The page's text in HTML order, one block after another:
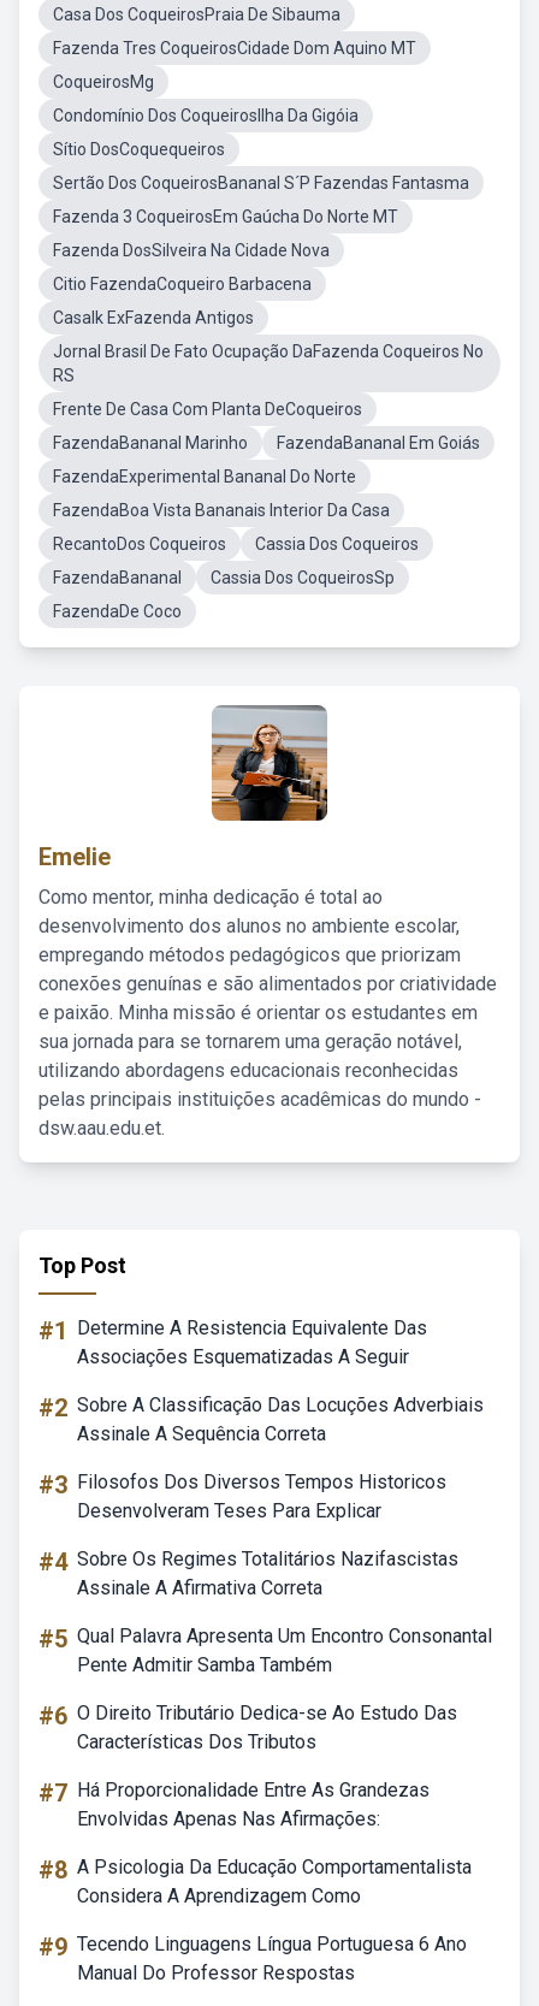
Casa Dos CoqueirosPraia De Sibauma
Fazenda Tres CoqueirosCidade Dom Aquino MT
CoqueirosMg
Condomínio Dos CoqueirosIlha Da Gigóia
Sítio DosCoquequeiros
Sertão Dos CoqueirosBananal S´P Fazendas Fantasma
Fazenda 3 CoqueirosEm Gaúcha Do Norte MT
Fazenda DosSilveira Na Cidade Nova
Citio FazendaCoqueiro Barbacena
Casalk ExFazenda Antigos
Jornal Brasil De Fato Ocupação DaFazenda Coqueiros No
RS
Frente De Casa Com Planta DeCoqueiros
FazendaBananal Marinho
FazendaBananal Em Goiás
FazendaExperimental Bananal Do Norte
FazendaBoa Vista Bananais Interior Da Casa
RecantoDos Coqueiros
Cassia Dos Coqueiros
FazendaBananal
Cassia Dos CoqueirosSp
FazendaDe Coco
Emelie
Como mentor, minha dedicação é total ao
desenvolvimento dos alunos no ambiente escolar,
empregando métodos pedagógicos que priorizam
conexões genuínas e são alimentados por criatividade
e paixão. Minha missão é orientar os estudantes em
sua jornada para se tornarem uma geração notável,
utilizando abordagens educacionais reconhecidas
pelas principais instituições acadêmicas do mundo -
dsw.aau.edu.et.
Top Post
#1
Determine A Resistencia Equivalente Das
Associações Esquematizadas A Seguir
#2 Sobre A Classificação Das Locuções Adverbiais
Assinale A Sequência Correta
#3 Filosofos Dos Diversos Tempos Historicos
Desenvolveram Teses Para Explicar
#4 Sobre Os Regimes Totalitários Nazifascistas
Assinale A Afirmativa Correta
#5 Qual Palavra Apresenta Um Encontro Consonantal
Pente Admitir Samba Também
#6 O Direito Tributário Dedica-se Ao Estudo Das
Características Dos Tributos
#7 Há Proporcionalidade Entre As Grandezas
Envolvidas Apenas Nas Afirmações:
#8 A Psicologia Da Educação Comportamentalista
Considera A Aprendizagem Como
#9 Tecendo Linguagens Língua Portuguesa 6 Ano
Manual Do Professor Respostas